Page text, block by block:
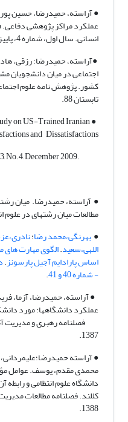
● آراسته، حمیدرضا، حسین
عملکرد مراکز پژوهشی
انسانی. سال اول، شماره 4، پاییز 1388.
●آراسته، حمیدرضا؛ رزقی،
اجتماعی در میان دانشجویان
تابستان 88.
on US-Trained Iranian
and Dissatisfactions.
No.4, December 2009.
● آراسته، حمیدرضا. میان
مطالعات میان رشته‏ای در علوم
●بهرنگی،محمد رضا؛
اللهی،سعید.الگوی مهارت های
اساس پارادایم آجیل پارسونز.
- شماره 40 و 41
.
● آراسته، حمیدرضا، آزما،
فصلنامه رهبری و مدیریت
1387.
● آراسته
محمدی مقدم، یوسف. عوامل
دانشگاه علوم انتظامی و
کللند. فصلنامه مطالعات
1388.